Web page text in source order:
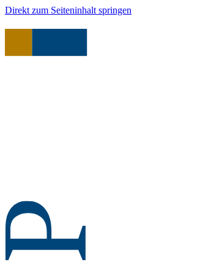
Direkt zum Seiteninhalt springen